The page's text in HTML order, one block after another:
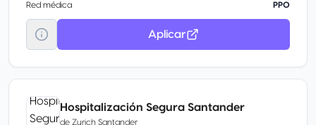
Red médica
PPO
Aplicar
Hospitalización Segura Santander
de Zurich Santander